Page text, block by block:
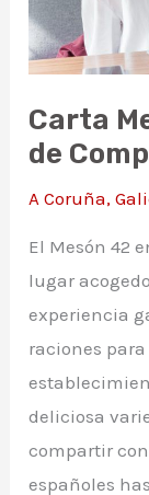
Carta
de
A Coruña,
El Mesón 42
lugar
experiencia
raciones
deliciosa
compartir
españoles